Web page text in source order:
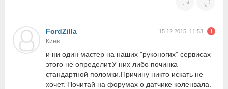
FordZilla 15.12.2015, 11:53
Киев
и ни один мастер на наших "руконогих" сервисах
этого не определит.У них либо починка
стандартной поломки.Причину никто искать не
хочет. Почитай на форумах о датчике коленвала.